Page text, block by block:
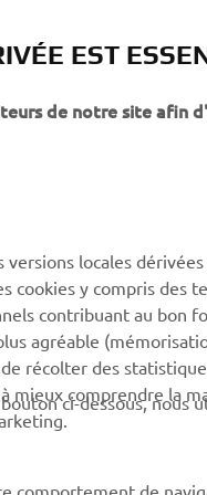
MyYamaha
Yamaha Music
Yamaha Racing
Yamaha Motor
EST
de notre site afin
locales
cookies y compris des
contribuant au
agréable
récolter des
mieux comprendre la
ci-dessous,
comportement de